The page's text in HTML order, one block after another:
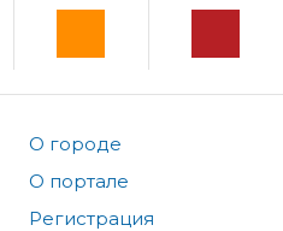
О городе
О портале
Регистрация